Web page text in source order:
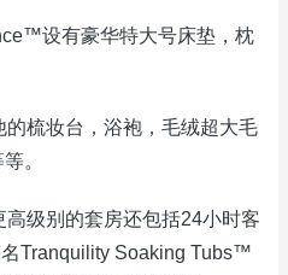
设有豪华特大号床垫，枕
梳妆台，浴袍，毛绒超大毛
。
级别的套房还包括24小时客
Tranquility Soaking Tubs™